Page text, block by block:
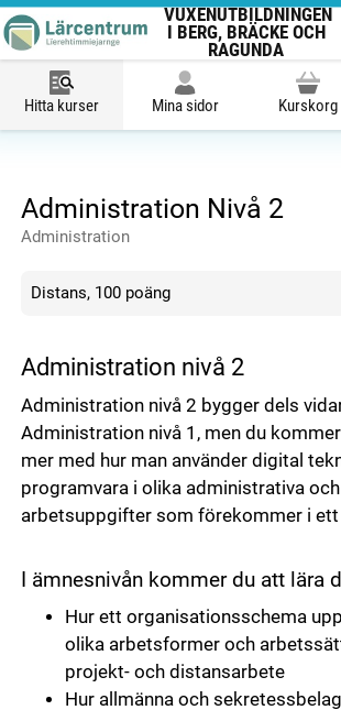
VUXENUTBILDNINGEN
I BERG, BRÄCKE OCH
RAGUNDA
Hitta kurser Mina sidor Kurskorg
Administration Nivå 2
Administration
Distans, 100 poäng
Administration nivå 2
Administration nivå 2 bygger dels
Administration nivå 1, men du
mer med hur man använder digital
programvara i olika administrativa
arbetsuppgifter som förekommer i
I ämnesnivån kommer du att lära
Hur ett organisationsschema
olika arbetsformer och
projekt- och distansarbete
Hur allmänna och